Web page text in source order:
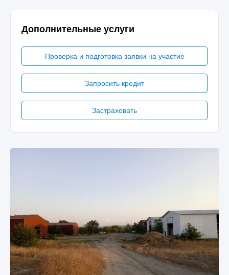
Дополнительные услуги
Проверка и подготовка заявки на участие
Запросить кредит
Застраховать